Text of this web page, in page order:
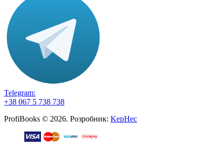
Telegram:
+38 067 5 738 738
ProfiBooks © 2026. Розробник: KepHec